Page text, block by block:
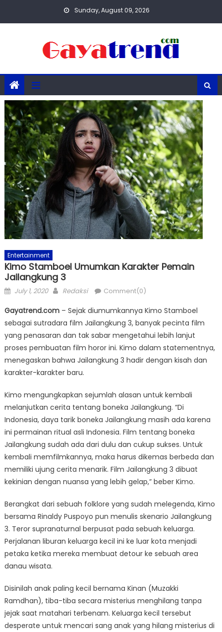
Sunday, August 09, 2026
Entertainment
Kimo Stamboel Umumkan Karakter Pemain
Jailangkung 3
Posted
July 1, 2020 Author
Redaksi Comment(0)
Gayatrend.com– Sejak diumumkannya Kimo Stamboel
sebagai sutradara film Jailangkung 3, banyak pecinta film
yang penasaran dan tak sabar mengetahui lebih lanjut
proses pembuatan film horor ini. Kimo dalam statementnya,
menegaskan bahwa Jailangkung 3 hadir dengan kisah dan
karakter-karakter baru.
Kimo mengungkapkan sejumlah alasan untuk kembali
melanjutkan cerita tentang boneka Jailangkung. “Di
Indonesia, daya tarik boneka Jailangkung masih ada karena
ini permainan ritual asli Indonesia. Film tentang boneka
Jailangkung sudah ada dari dulu dan cukup sukses. Untuk
kembali memfilmkannya, maka harus dikemas berbeda dan
memiliki ujung cerita menarik. Film Jailangkung 3 dibuat
kekinian dengan nuansa yang lebih gelap,” beber Kimo.
Berangkat dari sebuah folklore yang sudah melegenda, Kimo
bersama Rinaldy Puspoyo pun menulis skenario Jailangkung
3. Teror supranaturnal berpusat pada sebuah keluarga.
Perjalanan liburan keluarga kecil ini ke luar kota menjadi
petaka ketika mereka membuat detour ke sebuah area
danau wisata.
Disinilah anak paling kecil bernama Kinan (Muzakki
Ramdhan), tiba-tiba secara misterius menghilang tanpa
jejak saat matahari terbenam. Keluarga kecil tersebut
desperate untuk mencari sang anak yang hilang misterius di